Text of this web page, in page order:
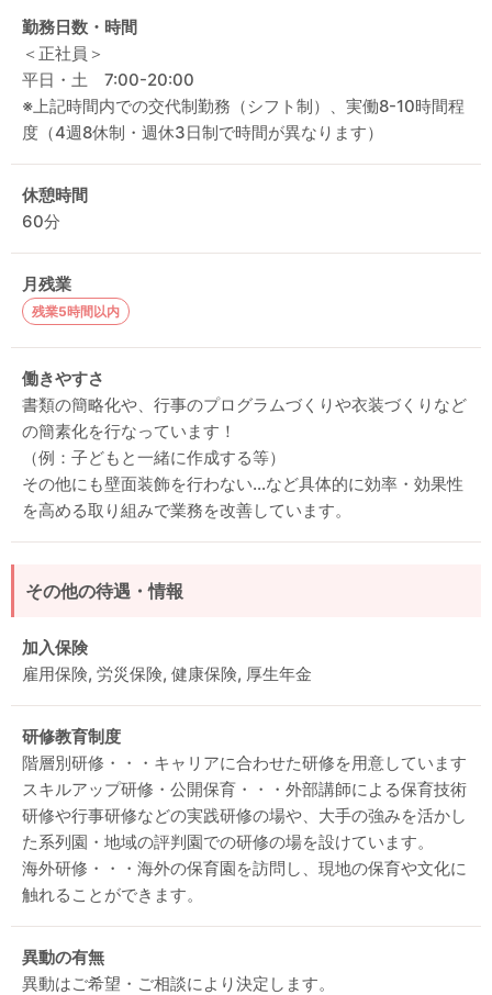
勤務日数・時間
＜正社員＞
平日・土 7:00-20:00
※上記時間内での交代制勤務（シフト制）、実働8-10時間程
度（4週8休制・週休3日制で時間が異なります）
休憩時間
60分
月残業
残業5時間以内
働きやすさ
書類の簡略化や、行事のプログラムづくりや衣装づくりなど
の簡素化を行なっています！
（例：子どもと一緒に作成する等）
その他にも壁面装飾を行わない…など具体的に効率・効果性
を高める取り組みで業務を改善しています。
その他の待遇・情報
加入保険
雇用保険, 労災保険, 健康保険, 厚生年金
研修教育制度
階層別研修・・・キャリアに合わせた研修を用意しています
スキルアップ研修・公開保育・・・外部講師による保育技術
研修や行事研修などの実践研修の場や、大手の強みを活かし
た系列園・地域の評判園での研修の場を設けています。
海外研修・・・海外の保育園を訪問し、現地の保育や文化に
触れることができます。
異動の有無
異動はご希望・ご相談により決定します。